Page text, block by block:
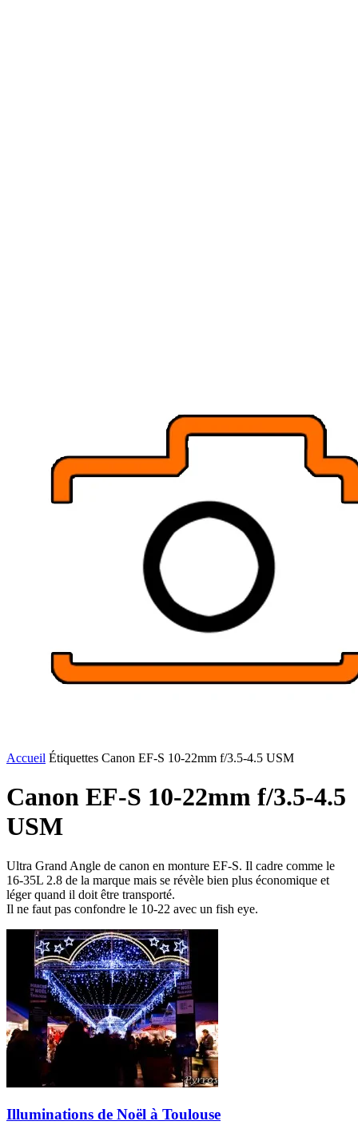
Accueil Étiquettes Canon EF-S 10-22mm f/3.5-4.5 USM
Canon EF-S 10-22mm f/3.5-4.5
USM
Ultra Grand Angle de canon en monture EF-S. Il cadre comme le
16-35L 2.8 de la marque mais se révèle bien plus économique et
léger quand il doit être transporté.
Il ne faut pas confondre le 10-22 avec un fish eye.
Illuminations de Noël à Toulouse